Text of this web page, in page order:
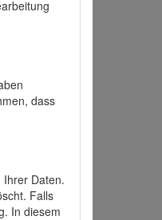
dass
Daten.
Falls
In diesem